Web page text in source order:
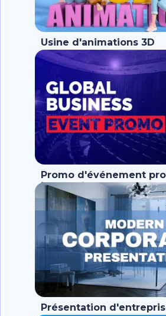
Usine d'animations 3D
Promo d'événement
international
Présentation